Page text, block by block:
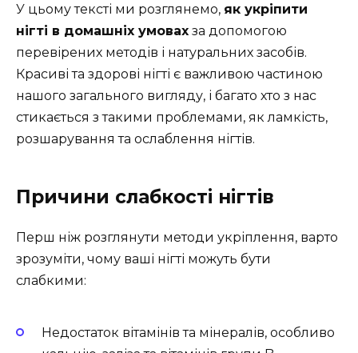
У цьому тексті ми розглянемо, як укріпити
нігті в домашніх умовах за допомогою
перевірених методів і натуральних засобів.
Красиві та здорові нігті є важливою частиною
нашого загального вигляду, і багато хто з нас
стикається з такими проблемами, як ламкість,
розшарування та ослаблення нігтів.
Причини слабкості нігтів
Перш ніж розглянути методи укріплення, варто
зрозуміти, чому ваші нігті можуть бути
слабкими:
Недостаток вітамінів та мінералів, особливо